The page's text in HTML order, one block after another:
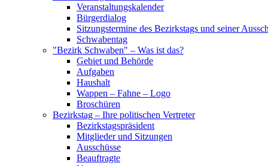
Veranstaltungskalender
Bürgerdialog
Sitzungstermine des Bezirkstags und seiner
Schwabentag
"Bezirk Schwaben" – Was ist das?
Gebiet und Behörde
Aufgaben
Haushalt
Wappen – Fahne – Logo
Broschüren
Bezirkstag – Ihre politischen Vertreter
Bezirkstagspräsident
Mitglieder und Sitzungen
Ausschüsse
Beauftragte